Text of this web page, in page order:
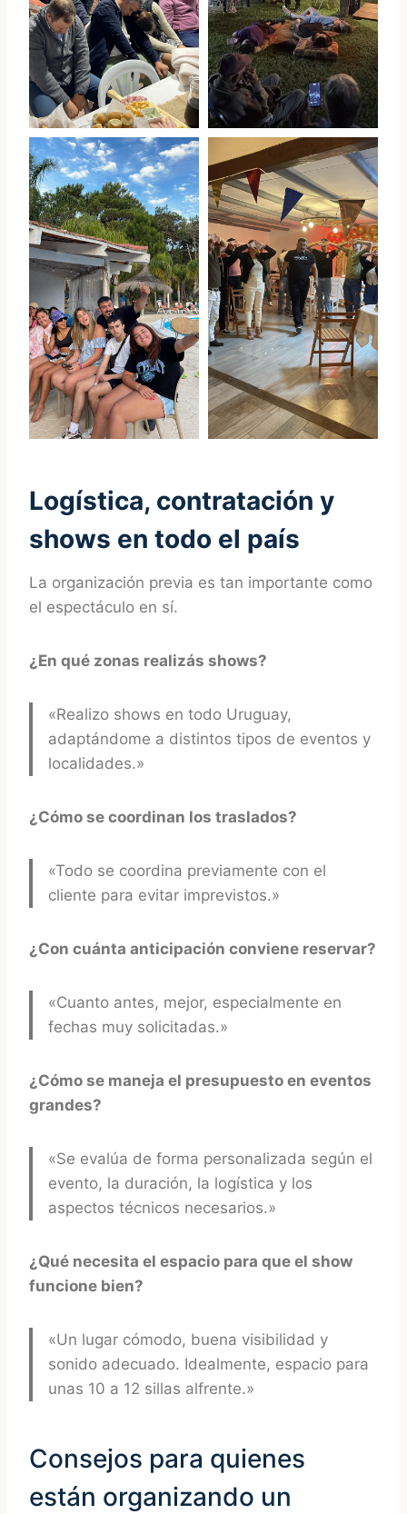
Logística, contratación y
shows en todo el país
La organización previa es tan importante como
el espectáculo en sí.
¿En qué zonas realizás shows?
«Realizo shows en todo Uruguay,
adaptándome a distintos tipos de eventos y
localidades.»
¿Cómo se coordinan los traslados?
«Todo se coordina previamente con el
cliente para evitar imprevistos.»
¿Con cuánta anticipación conviene reservar?
«Cuanto antes, mejor, especialmente en
fechas muy solicitadas.»
¿Cómo se maneja el presupuesto en eventos
grandes?
«Se evalúa de forma personalizada según el
evento, la duración, la logística y los
aspectos técnicos necesarios.»
¿Qué necesita el espacio para que el show
funcione bien?
«Un lugar cómodo, buena visibilidad y
sonido adecuado. Idealmente, espacio para
unas 10 a 12 sillas alfrente.»
Consejos para quienes
están organizando un